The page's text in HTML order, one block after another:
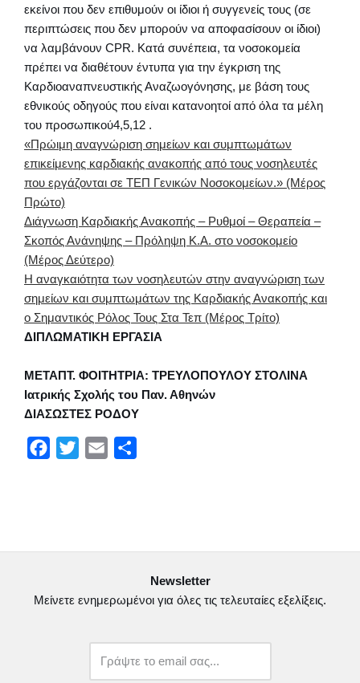
εκείνοι που δεν επιθυμούν οι ίδιοι ή συγγενείς τους (σε
περιπτώσεις που δεν μπορούν να αποφασίσουν οι ίδιοι)
να λαμβάνουν CPR. Κατά συνέπεια, τα νοσοκομεία
πρέπει να διαθέτουν έντυπα για την έγκριση της
Καρδιοαναπνευστικής Αναζωογόνησης, με βάση τους
εθνικούς οδηγούς που είναι κατανοητοί από όλα τα μέλη
του προσωπικού4,5,12 .
«Πρώιμη αναγνώριση σημείων και συμπτωμάτων
επικείμενης καρδιακής ανακοπής από τους νοσηλευτές
που εργάζονται σε ΤΕΠ Γενικών Νοσοκομείων.» (Μέρος
Πρώτο)
Διάγνωση Καρδιακής Ανακοπής – Ρυθμοί – Θεραπεία –
Σκοπός Ανάνηψης – Πρόληψη Κ.Α. στο νοσοκομείο
(Μέρος Δεύτερο)
Η αναγκαιότητα των νοσηλευτών στην αναγνώριση των
σημείων και συμπτωμάτων της Καρδιακής Ανακοπής και
ο Σημαντικός Ρόλος Τους Στα Τεπ (Μέρος Τρίτο)
ΔΙΠΛΩΜΑΤΙΚΗ ΕΡΓΑΣΙΑ
ΜΕΤΑΠΤ. ΦΟΙΤΗΤΡΙΑ: ΤΡΕΥΛΟΠΟΥΛΟΥ ΣΤΟΛΙΝΑ
Ιατρικής Σχολής του Παν. Αθηνών
ΔΙΑΣΩΣΤΕΣ ΡΟΔΟΥ
k
ε
Newsletter
Μείνετε ενημερωμένοι για όλες τις τελευταίες εξελίξεις.